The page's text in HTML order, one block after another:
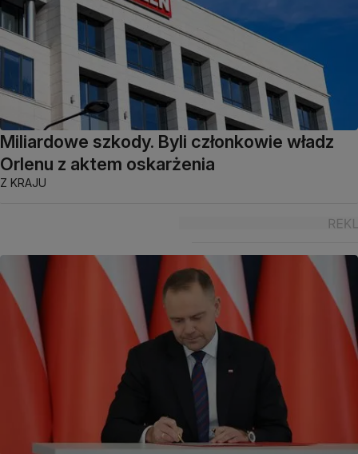
Miliardowe szkody. Byli członkowie władz
Orlenu z aktem oskarżenia
Z KRAJU